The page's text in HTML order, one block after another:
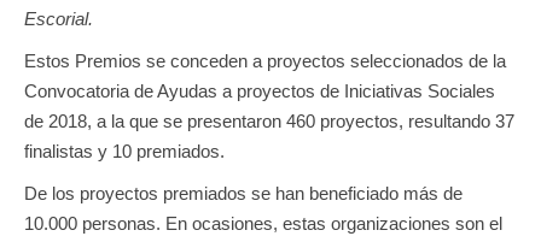
Escorial.
Estos Premios se conceden a proyectos seleccionados de la
Convocatoria de Ayudas a proyectos de Iniciativas Sociales
de 2018, a la que se presentaron 460 proyectos, resultando 37
finalistas y 10 premiados.
De los proyectos premiados se han beneficiado más de
10.000 personas. En ocasiones, estas organizaciones son el